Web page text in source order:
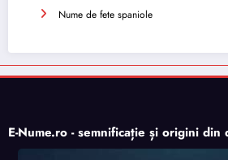
Nume de fete spaniole
E-Nume.ro - semnificație și origini